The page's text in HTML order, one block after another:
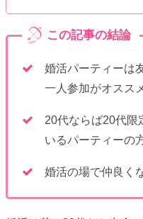
婚活パーティーは
一人参加がオスス
20代ならば20代限
いるパーティーの
婚活の場で仲良く